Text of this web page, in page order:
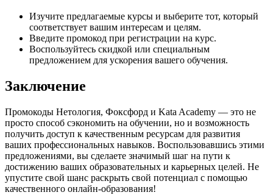
Изучите предлагаемые курсы и выберите тот, который
соответствует вашим интересам и целям.
Введите промокод при регистрации на курс.
Воспользуйтесь скидкой или специальным
предложением для ускорения вашего обучения.
Заключение
Промокоды Нетология, Фоксфорд и Kata Academy — это не
просто способ сэкономить на обучении, но и возможность
получить доступ к качественным ресурсам для развития
ваших профессиональных навыков. Воспользовавшись этими
предложениями, вы сделаете значимый шаг на пути к
достижению ваших образовательных и карьерных целей. Не
упустите свой шанс раскрыть свой потенциал с помощью
качественного онлайн-образования!